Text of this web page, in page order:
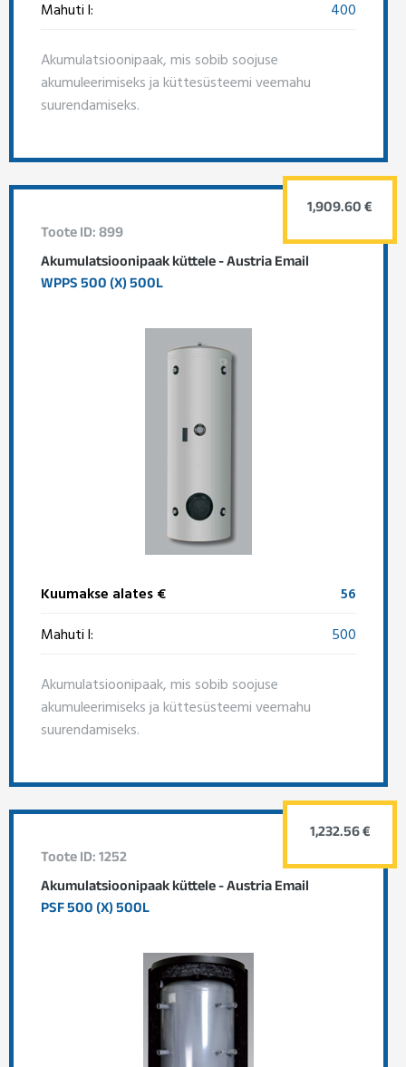
Mahuti l: 400
Akumulatsioonipaak, mis sobib soojuse
akumuleerimiseks ja küttesüsteemi veemahu
suurendamiseks.
Toote ID: 899
Akumulatsioonipaak küttele - Austria Email
WPPS 500 (X) 500L
Kuumakse alates €
56
Mahuti l:
500
Akumulatsioonipaak, mis sobib soojuse
akumuleerimiseks ja küttesüsteemi veemahu
suurendamiseks.
1,909.60 €
Toote ID: 1252
Akumulatsioonipaak küttele - Austria Email
PSF 500 (X) 500L
1,232.56 €